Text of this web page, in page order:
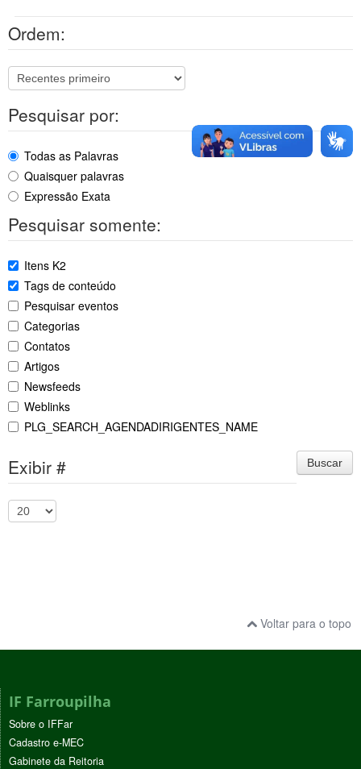
Ordem:
Pesquisar por:
Todas as Palavras
Quaisquer palavras
Expressão Exata
Pesquisar somente:
Itens K2
Tags de conteúdo
Pesquisar eventos
Categorias
Contatos
Artigos
Newsfeeds
Weblinks
PLG_SEARCH_AGENDADIRIGENTES_NAME
Buscar
Exibir #
Voltar para o topo
IF Farroupilha
Sobre o IFFar
Cadastro e-MEC
Gabinete da Reitoria